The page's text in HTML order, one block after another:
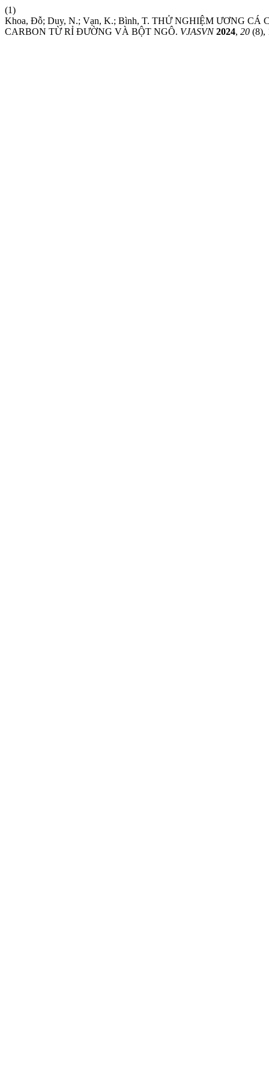
(1)
Khoa, Đỗ; Duy, N.; Vạn, K.; Bình, T. THỬ NGHIỆM ƯƠNG CÁ
CARBON TỪ RỈ ĐƯỜNG VÀ BỘT NGÔ. VJASVN 2024, 20 (8),